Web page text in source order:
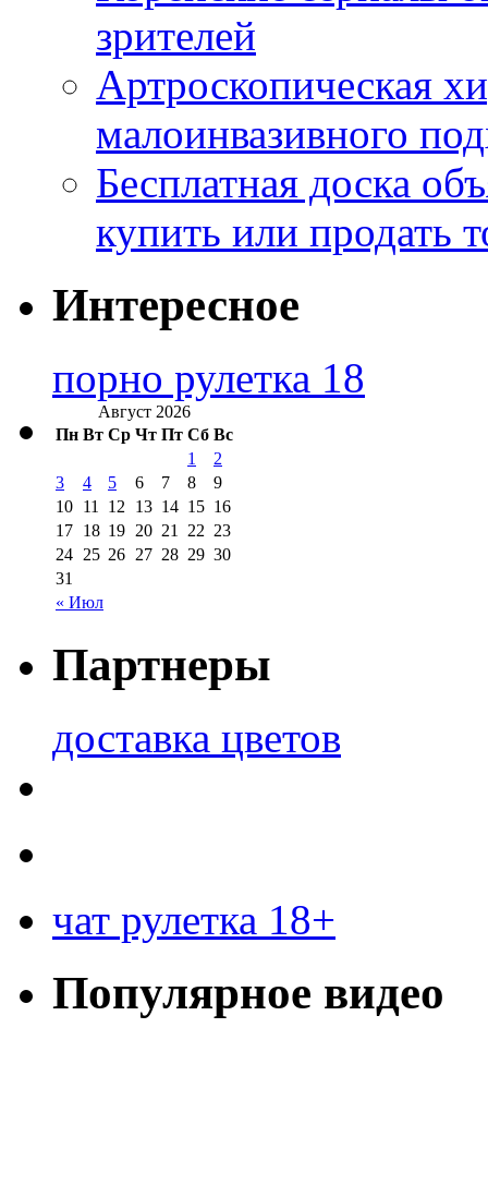
зрителей
Артроскопическая
малоинвазивного
Бесплатная доска
купить или продать
Интересное
порно рулетка 18
Август 2026
Пн Вт Ср Чт Пт Сб Вс
« Июл
1
2
3
4 5 6 7 8
9
10 11 12 13 14 15 16
17 18 19 20 21 22 23
24 25 26 27 28 29 30
31
Партнеры
доставка цветов
чат рулетка 18+
Популярное видео